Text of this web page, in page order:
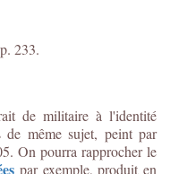
233.
de militaire à l'identité
de même sujet, peint par
On pourra rapprocher le
par exemple, produit en